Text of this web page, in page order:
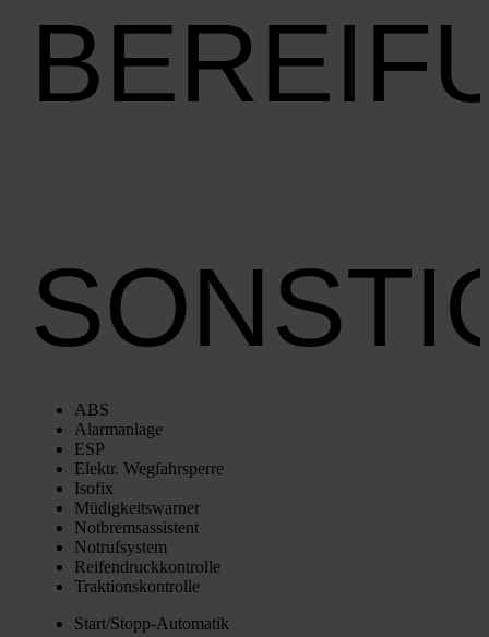
ABS
Alarm­an­la­ge
ESP
Elektr. Weg­fahr­sper­re
Iso­fix
Müdig­keits­war­ner
Not­brems­as­sis­tent
Not­ruf­sys­tem
Rei­fen­druck­kon­trol­le
Trak­ti­ons­kon­trol­le
Star­t/­Stopp-Auto­ma­tik